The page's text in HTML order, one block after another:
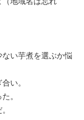
い芋煮を選ぶか悩
い。
。